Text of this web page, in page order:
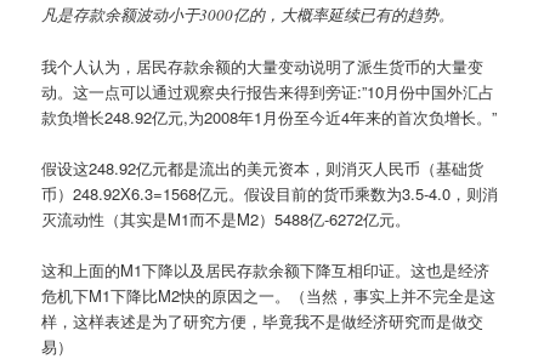
凡是存款余额波动小于3000亿的，大概率延续已有的趋势。
我个人认为，居民存款余额的大量变动说明了派生货币的大量变
动。这一点可以通过观察央行报告来得到旁证:”10月份中国外汇占
款负增长248.92亿元,为2008年1月份至今近4年来的首次负增长。”
假设这248.92亿元都是流出的美元资本，则消灭人民币（基础货
币）248.92X6.3=1568亿元。假设目前的货币乘数为3.5-4.0，则消
灭流动性（其实是M1而不是M2）5488亿-6272亿元。
这和上面的M1下降以及居民存款余额下降互相印证。这也是经济
危机下M1下降比M2快的原因之一。（当然，事实上并不完全是这
样，这样表述是为了研究方便，毕竟我不是做经济研究而是做交
易）